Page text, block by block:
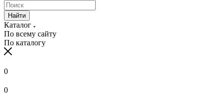
Найти
Каталог
По всему сайту
По каталогу
0
0